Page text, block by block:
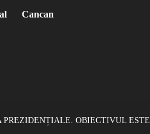
Cancan
OBIECTIVUL